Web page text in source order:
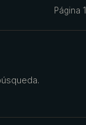
Página 1